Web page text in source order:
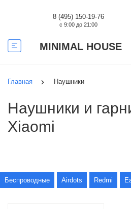
MINIMAL HOUSE
8 (495) 150-19-76
с 9:00 до 21:00
Главная Наушники
Наушники и
Xiaomi
Беспроводные Airdots Redmi